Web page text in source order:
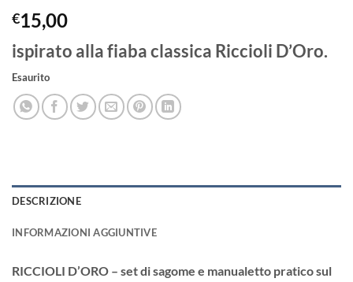
€15,00
ispirato alla fiaba classica Riccioli D’Oro.
Esaurito
DESCRIZIONE
INFORMAZIONI AGGIUNTIVE
RICCIOLI D’ORO – set di sagome e manualetto pratico sul